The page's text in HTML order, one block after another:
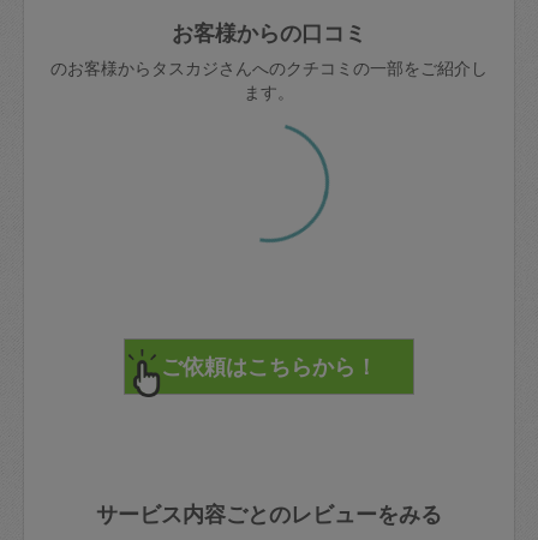
依頼者不在による当日キャンセル＝依頼
合、水曜日午前9時以降はキャンセル料が
水曜日9時〜金曜日9時まで＝依頼料金の
土曜日8時〜実施時間＝依頼金額の100%
＋交通費全額
依頼者不在による当日キャンセル＝依頼
2. 定期契約キャンセル（定期契約のみ）
きた場合は損害保険の対象外となるので
ご注意ください。
あわせてこちらも参照ください：
初めて
利用します。注意しなくてはいけない点
お客様からの口コミ
のお客様からタスカジさんへのクチコミの一部をご紹介し
ます。
サービス内容ごとのレビューをみる